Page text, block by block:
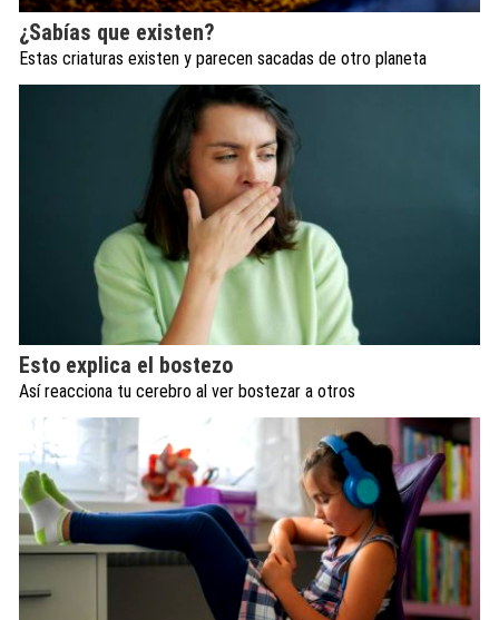
¿Sabías que existen?
Estas criaturas existen y parecen sacadas de otro planeta
Esto explica el bostezo
Así reacciona tu cerebro al ver bostezar a otros